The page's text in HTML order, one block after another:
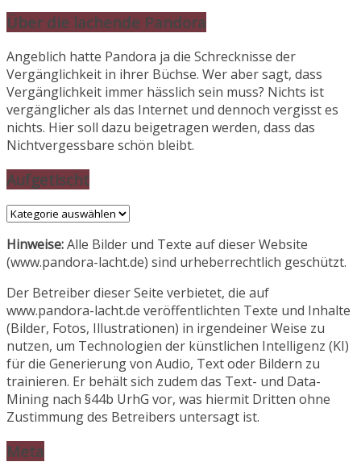
Über die lachende Pandora
Angeblich hatte Pandora ja die Schrecknisse der
Vergänglichkeit in ihrer Büchse. Wer aber sagt, dass
Vergänglichkeit immer hässlich sein muss? Nichts ist
vergänglicher als das Internet und dennoch vergisst es
nichts. Hier soll dazu beigetragen werden, dass das
Nichtvergessbare schön bleibt.
Aufgetischt
Aufgetischt
Hinweise:Alle Bilder und Texte auf dieser Website
(www.pandora-lacht.de) sind urheberrechtlich geschützt.
Der Betreiber dieser Seite verbietet, die auf
www.pandora-lacht.de veröffentlichten Texte und Inhalte
(Bilder, Fotos, Illustrationen) in irgendeiner Weise zu
nutzen, um Technologien der künstlichen Intelligenz (KI)
für die Generierung von Audio, Text oder Bildern zu
trainieren. Er behält sich zudem das Text- und Data-
Mining nach §44b UrhG vor, was hiermit Dritten ohne
Zustimmung des Betreibers untersagt ist.
Meta